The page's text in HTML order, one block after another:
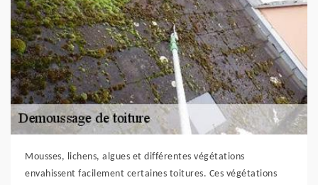
Mousses, lichens, algues et différentes végétations
envahissent facilement certaines toitures. Ces végétations